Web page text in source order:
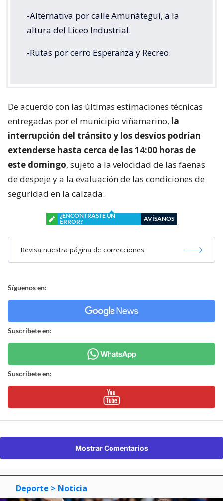
-Alternativa por calle Amunátegui, a la
altura del Liceo Industrial.
-Rutas por cerro Esperanza y Recreo.
De acuerdo con las últimas estimaciones técnicas
entregadas por el municipio viñamarino, la
interrupción del tránsito y los desvíos podrían
extenderse hasta cerca de las 14:00 horas de
este domingo, sujeto a la velocidad de las faenas
de despeje y a la evaluación de las condiciones de
seguridad en la calzada.
¿ENCONTRASTE UN
ERROR?
AVÍSANOS
Revisa nuestra página de correcciones
Síguenos en:
Suscríbete en:
Suscríbete en:
Mostrar Comentarios
Deporte > Noticia